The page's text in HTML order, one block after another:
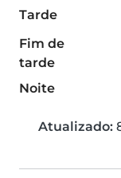
Tarde
Fim de
tarde
Noite
Atualizado: